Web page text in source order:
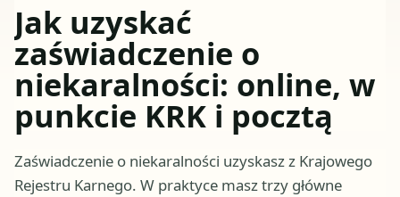
Jak uzyskać
zaświadczenie o
niekaralności: online, w
punkcie KRK i pocztą
Zaświadczenie o niekaralności uzyskasz z Krajowego
Rejestru Karnego. W praktyce masz trzy główne